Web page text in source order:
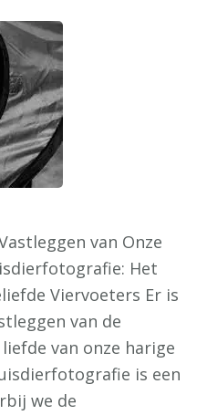
van Onze
Het
Viervoeters Er is
van de
van onze harige
is een
we de